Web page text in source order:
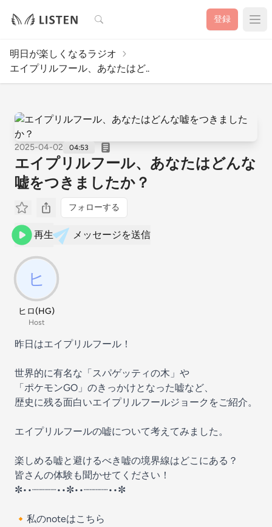
検索 登録
明日が楽しくなるラジオ
エイプリルフール、あなたはど..
2025-04-02 04:53
エイプリルフール、あなたはどんな
嘘をつきましたか？
フォローする
再生 メッセージを送信
ヒロ(HG)
Host
昨日はエイプリルフール！
世界的に有名な「スパゲッティの木」や
「ポケモンGO」のきっかけとなった嘘など、
歴史に残る面白いエイプリルフールジョークをご紹介。
エイプリルフールの嘘について考えてみました。
楽しめる嘘と避けるべき嘘の境界線はどこにある？
皆さんの体験も聞かせてください！
✼••┈┈┈┈••✼••┈┈┈┈••✼
🔸私のnoteはこちら